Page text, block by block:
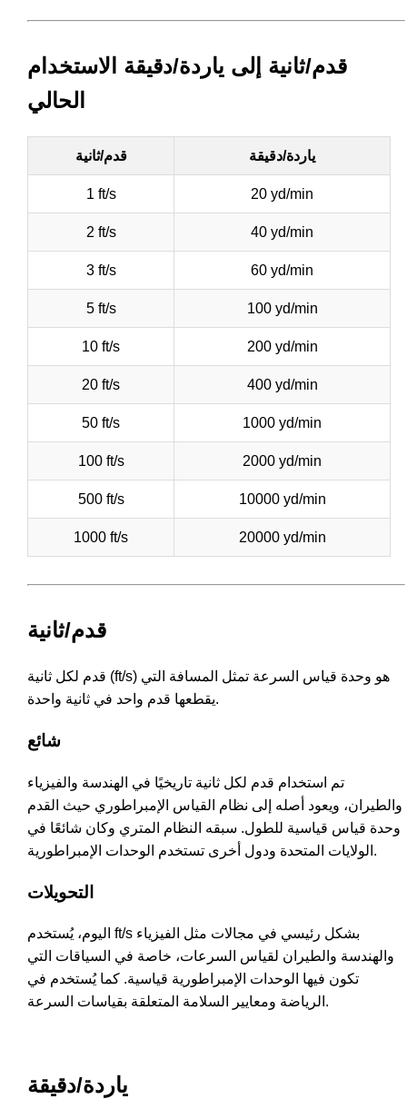
قدم/ثانية إلى ياردة/دقيقة الاستخدام
الحالي
قدم/ثانية ياردة/دقيقة
1 ft/s 20 yd/min
2 ft/s 40 yd/min
3 ft/s 60 yd/min
5 ft/s 100 yd/min
10 ft/s 200 yd/min
20 ft/s 400 yd/min
50 ft/s 1000 yd/min
100 ft/s 2000 yd/min
500 ft/s 10000 yd/min
1000 ft/s 20000 yd/min
قدم/ثانية
قدم لكل ثانية (ft/s) هو وحدة قياس السرعة تمثل المسافة التي
يقطعها قدم واحد في ثانية واحدة.
شائع
تم استخدام قدم لكل ثانية تاريخيًا في الهندسة والفيزياء
والطيران، ويعود أصله إلى نظام القياس الإمبراطوري حيث القدم
وحدة قياس قياسية للطول. سبقه النظام المتري وكان شائعًا في
الولايات المتحدة ودول أخرى تستخدم الوحدات الإمبراطورية.
التحويلات
اليوم، يُستخدم ft/s بشكل رئيسي في مجالات مثل الفيزياء
والهندسة والطيران لقياس السرعات، خاصة في السياقات التي
تكون فيها الوحدات الإمبراطورية قياسية. كما يُستخدم في
الرياضة ومعايير السلامة المتعلقة بقياسات السرعة.
ياردة/دقيقة